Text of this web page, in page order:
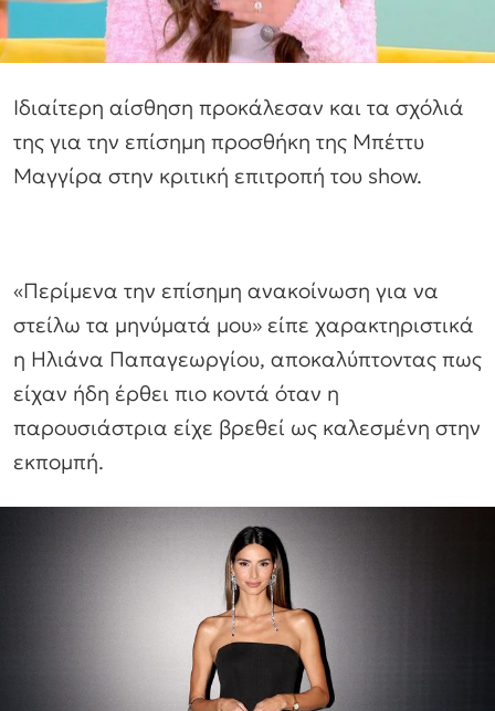
Ιδιαίτερη αίσθηση προκάλεσαν και τα σχόλιά
της για την επίσημη προσθήκη της Μπέττυ
Μαγγίρα στην κριτική επιτροπή του show.
«Περίμενα την επίσημη ανακοίνωση για να
στείλω τα μηνύματά μου» είπε χαρακτηριστικά
η Ηλιάνα Παπαγεωργίου, αποκαλύπτοντας πως
είχαν ήδη έρθει πιο κοντά όταν η
παρουσιάστρια είχε βρεθεί ως καλεσμένη στην
εκπομπή.